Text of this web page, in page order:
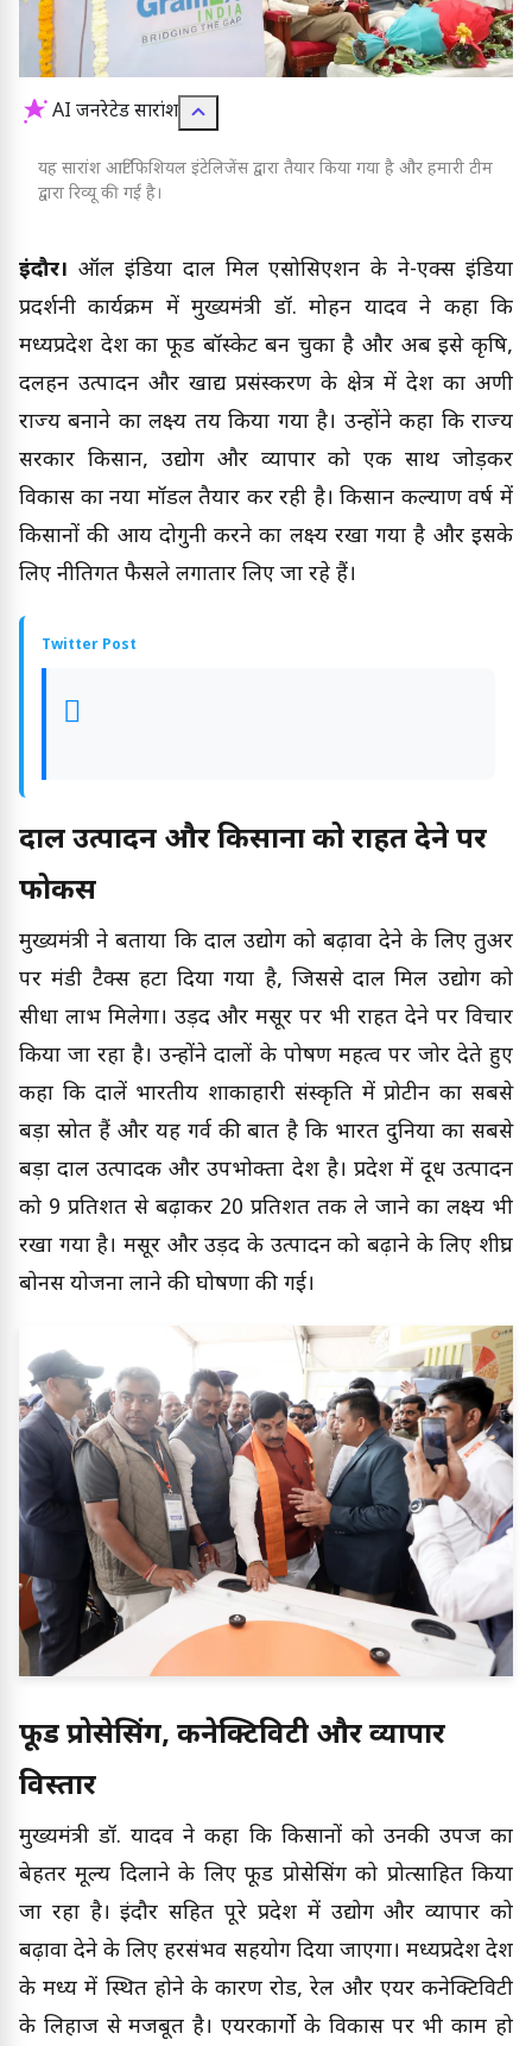
AI जनरेटेड सारांश
यह सारांश आर्टिफिशियल इंटेलिजेंस द्वारा तैयार किया गया है और हमारी टीम
द्वारा रिव्यू की गई है।
इंदौर। ऑल इंडिया दाल मिल एसोसिएशन के ग्रेन-एक्स इंडिया
प्रदर्शनी कार्यक्रम में मुख्यमंत्री डॉ. मोहन यादव ने कहा कि
मध्यप्रदेश देश का फूड बॉस्केट बन चुका है और अब इसे कृषि,
दलहन उत्पादन और खाद्य प्रसंस्करण के क्षेत्र में देश का अग्रणी
राज्य बनाने का लक्ष्य तय किया गया है। उन्होंने कहा कि राज्य
सरकार किसान, उद्योग और व्यापार को एक साथ जोड़कर
विकास का नया मॉडल तैयार कर रही है। किसान कल्याण वर्ष में
किसानों की आय दोगुनी करने का लक्ष्य रखा गया है और इसके
लिए नीतिगत फैसले लगातार लिए जा रहे हैं।
Twitter Post
दाल उत्पादन और किसानों को राहत देने पर
फोकस
मुख्यमंत्री ने बताया कि दाल उद्योग को बढ़ावा देने के लिए तुअर
पर मंडी टैक्स हटा दिया गया है, जिससे दाल मिल उद्योग को
सीधा लाभ मिलेगा। उड़द और मसूर पर भी राहत देने पर विचार
किया जा रहा है। उन्होंने दालों के पोषण महत्व पर जोर देते हुए
कहा कि दालें भारतीय शाकाहारी संस्कृति में प्रोटीन का सबसे
बड़ा स्रोत हैं और यह गर्व की बात है कि भारत दुनिया का सबसे
बड़ा दाल उत्पादक और उपभोक्ता देश है। प्रदेश में दूध उत्पादन
को 9 प्रतिशत से बढ़ाकर 20 प्रतिशत तक ले जाने का लक्ष्य भी
रखा गया है। मसूर और उड़द के उत्पादन को बढ़ाने के लिए शीघ्र
बोनस योजना लाने की घोषणा की गई।
फूड प्रोसेसिंग, कनेक्टिविटी और व्यापार
विस्तार
मुख्यमंत्री डॉ. यादव ने कहा कि किसानों को उनकी उपज का
बेहतर मूल्य दिलाने के लिए फूड प्रोसेसिंग को प्रोत्साहित किया
जा रहा है। इंदौर सहित पूरे प्रदेश में उद्योग और व्यापार को
बढ़ावा देने के लिए हरसंभव सहयोग दिया जाएगा। मध्यप्रदेश देश
के मध्य में स्थित होने के कारण रोड, रेल और एयर कनेक्टिविटी
के लिहाज से मजबूत है। एयरकार्गो के विकास पर भी काम हो